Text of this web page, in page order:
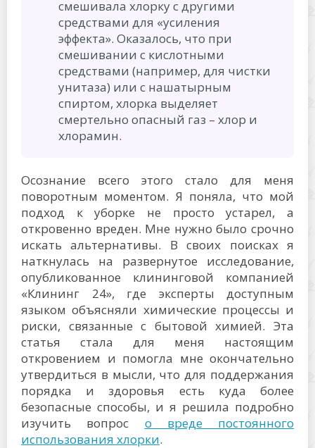
смешивала хлорку с другими
средствами для «усиления
эффекта». Оказалось, что при
смешивании с кислотными
средствами (например, для чистки
унитаза) или с нашатырным
спиртом, хлорка выделяет
смертельно опасный газ – хлор и
хлорамин.
Осознание всего этого стало для меня
поворотным моментом. Я поняла, что мой
подход к уборке не просто устарел, а
откровенно вреден. Мне нужно было срочно
искать альтернативы. В своих поисках я
наткнулась на развернутое исследование,
опубликованное клининговой компанией
«Клининг 24», где эксперты доступным
языком объясняли химические процессы и
риски, связанные с бытовой химией. Эта
статья стала для меня настоящим
откровением и помогла мне окончательно
утвердиться в мысли, что для поддержания
порядка и здоровья есть куда более
безопасные способы, и я решила подробно
изучить вопрос о вреде постоянного
использования хлорки.